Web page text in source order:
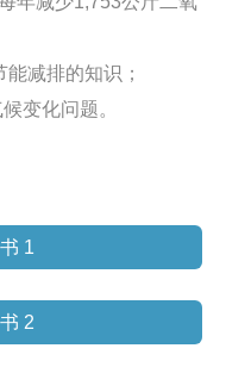
减排的知识；
变化问题。
1
2